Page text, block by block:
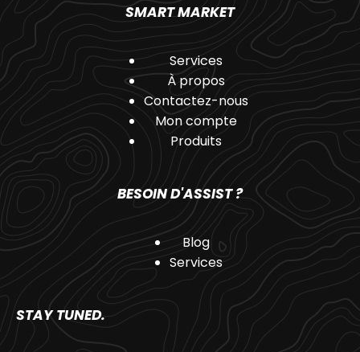
SMART MARKET
Services
À propos
Contactez-nous
Mon compte
Produits
BESOIN D'ASSIST ?
Blog
Services
STAY TUNED.